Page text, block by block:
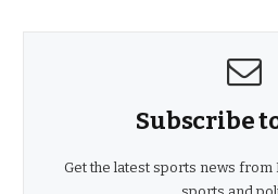
Subscribe
Get the latest sports news from